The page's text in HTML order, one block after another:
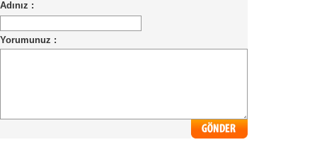
Adınız :
Yorumunuz :